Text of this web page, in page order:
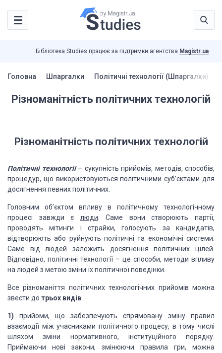
Бібліотека Studies працює за підтримки агентства Magistr.ua
Головна Шпаргалки Політичні технології (Шпаргалки)
Різноманітність політичних технологій
Різноманітність політичних технологій
Політичні технології– сукупність прийомів, методів, способів,
процедур, що використовуються політичними суб’єктами для
досягнення певних політичних.
Головним об’єктом впливу в політичному технологічному
процесі завжди є люди . Саме вони створюють партії,
проводять мітинги і страйки, голосують за кандидатів,
відтворюють або руйнують політичні та економічні системи.
Саме від людей залежить досягнення політичних цілей.
Відповідно, політичні технології – це способи, методи впливу
на людей з метою зміни їх політичної поведінки.
Все різноманіття політичних технологічних прийомів можна
звести до трьох видів:
1) прийоми, що забезпечують спрямовану зміну правил
взаємодії між учасниками політичного процесу, в тому числі
шляхом зміни нормативного, інституційного порядку.
Приймаючи нові закони, змінюючи правила гри, можна